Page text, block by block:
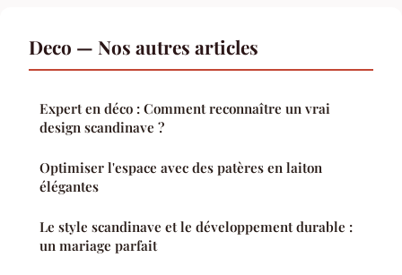
Deco — Nos autres articles
Expert en déco : Comment reconnaître un vrai
design scandinave ?
Optimiser l'espace avec des patères en laiton
élégantes
Le style scandinave et le développement durable :
un mariage parfait